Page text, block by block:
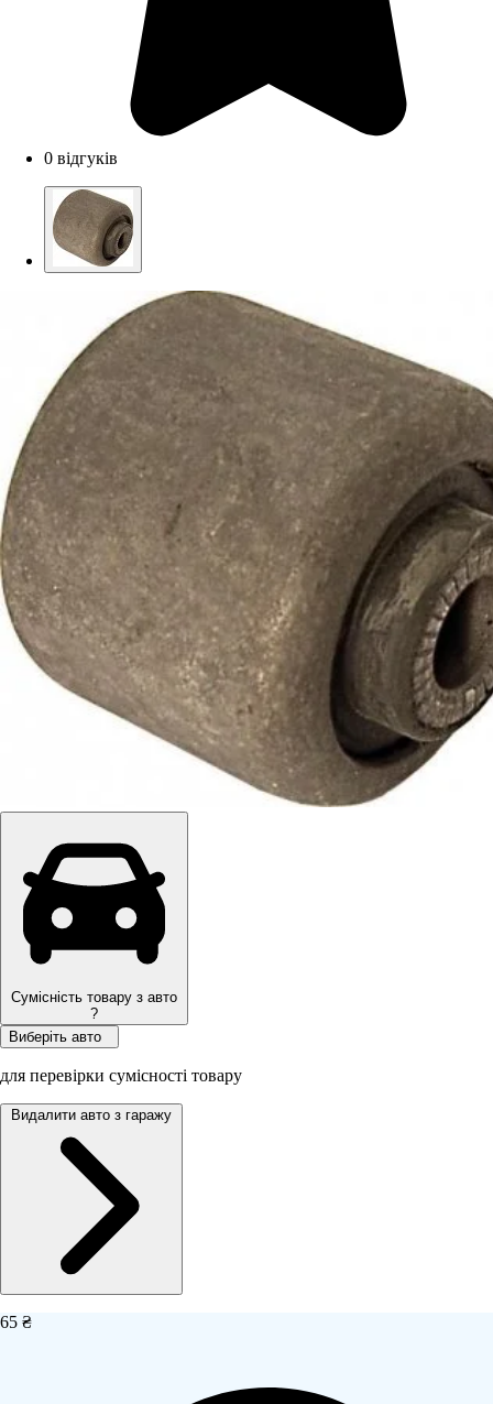
0 відгуків
Сумісність товару з авто
?
Виберіть авто
для перевірки сумісності товару
Видалити авто з гаражу
65 ₴